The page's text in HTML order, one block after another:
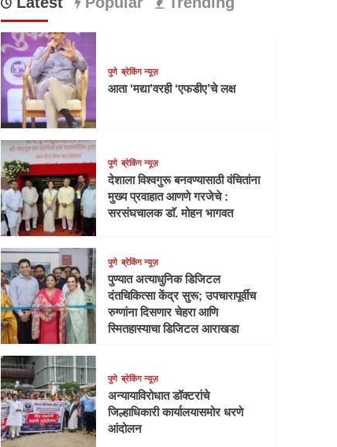
पुणे ब्रेकिंग न्यूज़
आता ‘मद्या’वरही ‘एफडीए’चे लक्ष
पुणे ब्रेकिंग न्यूज़
देशाला विश्वगुरू बनवण्यासाठी वंचितांना
मुख्य प्रवाहात आणणे गरजेचे :
सरसंघचालक डाॅ. मोहन भागवत
पुणे ब्रेकिंग न्यूज़
पुण्यात अत्याधुनिक डिजिटल
दंतचिकित्सा केंद्र सुरू; उपचारापूर्वीच
रुग्णांना दिसणार चेहरा आणि
स्मितहास्याचा डिजिटल आराखडा
पुणे ब्रेकिंग न्यूज़
अन्यायाविरोधात डॉक्टरांचे
जिल्हाधिकारी कार्यालयासमोर धरणे
आंदोलन